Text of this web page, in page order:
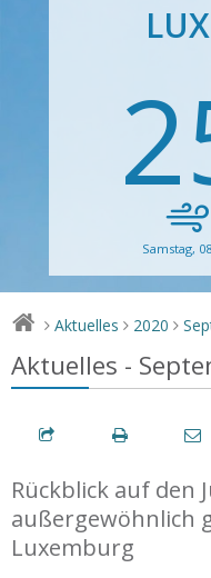
Samstag,
> Aktuelles > 2020 >
Aktuelles -
Rückblick auf den
außergewöhnlich
Luxemburg